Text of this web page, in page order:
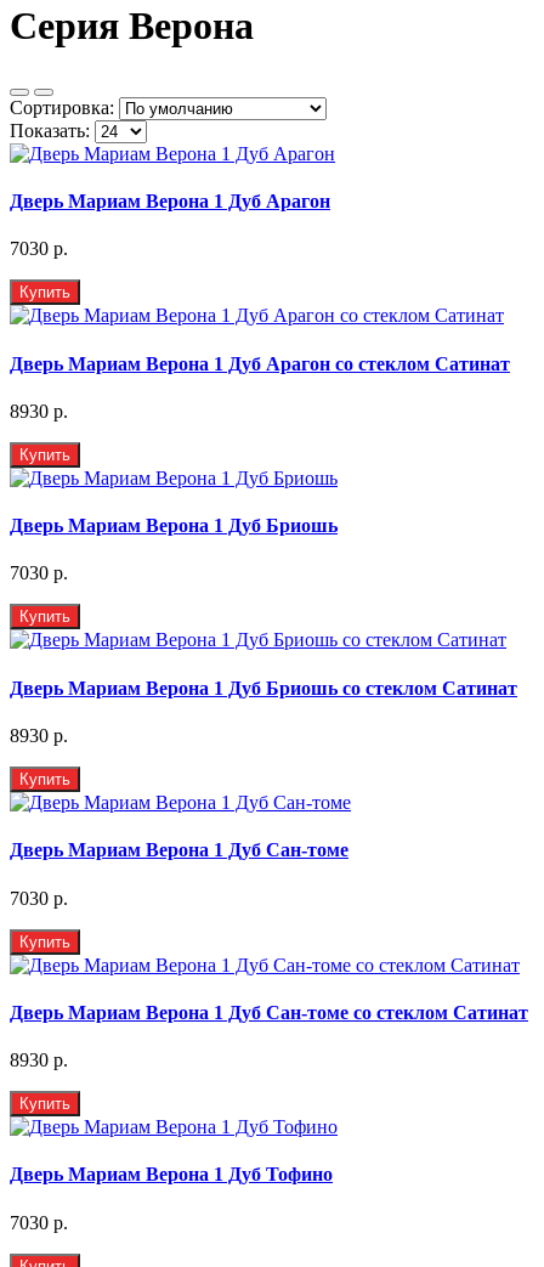
Серия Верона
Сортировка:
Показать:
Дверь Мариам Верона 1 Дуб Арагон
7030 р.
Купить
Дверь Мариам Верона 1 Дуб Арагон со стеклом Сатинат
8930 р.
Купить
Дверь Мариам Верона 1 Дуб Бриошь
7030 р.
Купить
Дверь Мариам Верона 1 Дуб Бриошь со стеклом Сатинат
8930 р.
Купить
Дверь Мариам Верона 1 Дуб Сан-томе
7030 р.
Купить
Дверь Мариам Верона 1 Дуб Сан-томе со стеклом Сатинат
8930 р.
Купить
Дверь Мариам Верона 1 Дуб Тофино
7030 р.